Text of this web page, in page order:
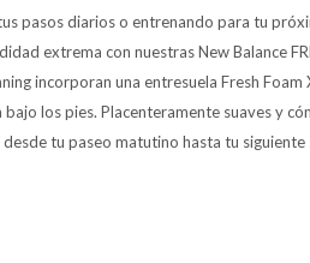
pasos diarios o entrenando para tu
extrema con nuestras New Balance
incorporan una entresuela Fresh
los pies. Placenteramente suaves y
tu paseo matutino hasta tu siguiente